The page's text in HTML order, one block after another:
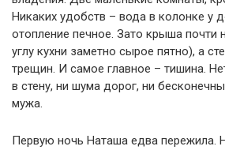
Никаких удобств – вода в колонке у
отопление печное. Зато крыша почти
углу кухни заметно сырое пятно), а
трещин. И самое главное – тишина.
в стену, ни шума дорог, ни
мужа.
Первую ночь Наташа едва пережила.